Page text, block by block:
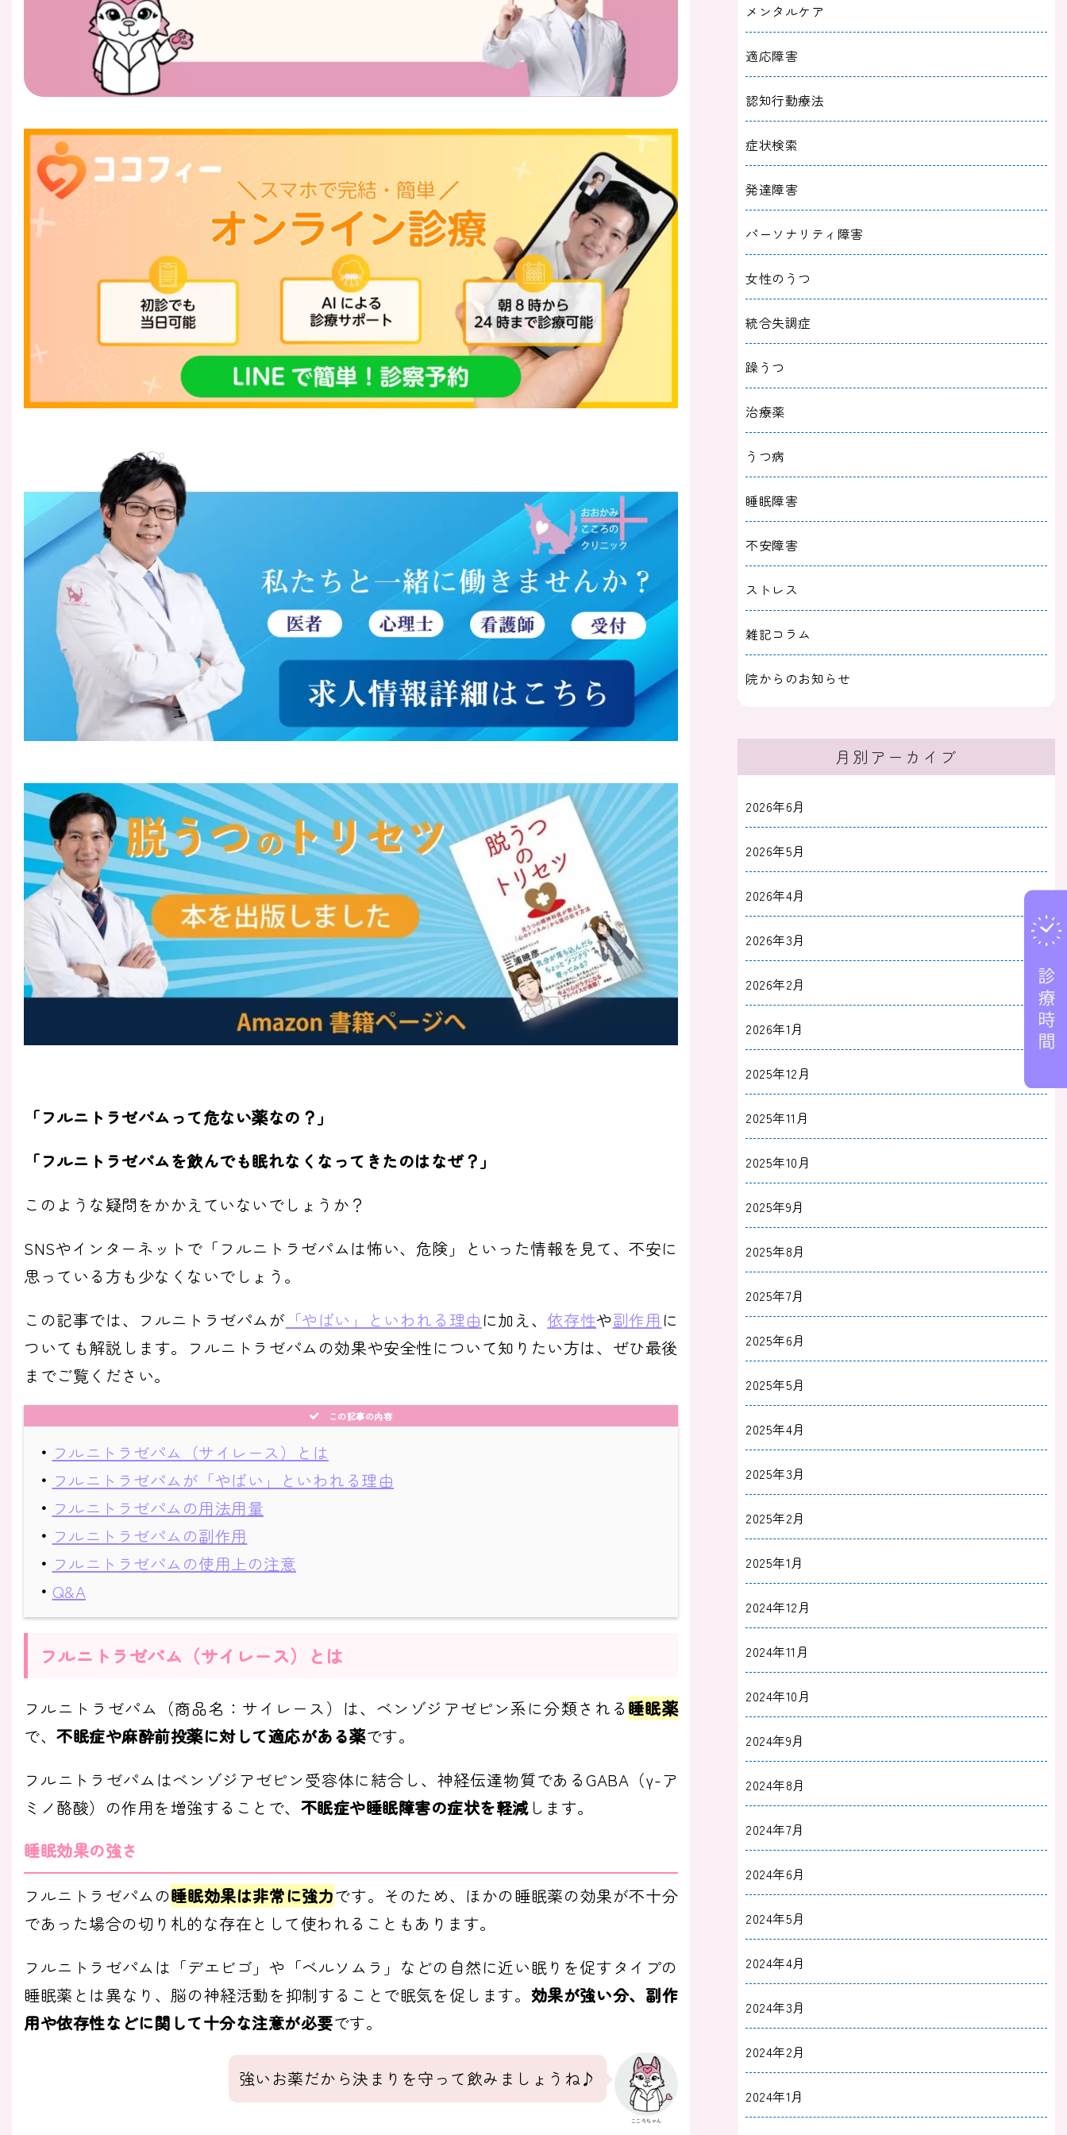
「フルニトラゼパムって危ない薬なの？」
「フルニトラゼパムを飲んでも眠れなくなってきたのはなぜ？」
このような疑問をかかえていないでしょうか？
SNSやインターネットで「フルニトラゼパムは怖い、危険」といった情報を見て、不安に
思っている方も少なくないでしょう。
この記事では、フルニトラゼパムが 「やばい」といわれる理由 に加え、依存性や副作用 に
ついても解説します。フルニトラゼパムの効果や安全性について知りたい方は、ぜひ最後
までご覧ください。
この記事の内容
・ フルニトラゼパム（サイレース）とは
・ フルニトラゼパムが「やばい」といわれる理由
・ フルニトラゼパムの用法用量
・ フルニトラゼパムの副作用
・ フルニトラゼパムの使用上の注意
・ Q&A
フルニトラゼパム（サイレース）とは
フルニトラゼパム（商品名：サイレース）は、ベンゾジアゼピン系に分類される 睡眠薬
で、 不眠症や麻酔前投薬に対して適応がある薬です。
フルニトラゼパムはベンゾジアゼピン受容体に結合し、神経伝達物質であるGABA（γ-ア
ミノ酪酸）の作用を増強することで、 不眠症や睡眠障害の症状を軽減します。
睡眠効果の強さ
フルニトラゼパムの睡眠効果は非常に強力です。そのため、ほかの睡眠薬の効果が不十分
であった場合の切り札的な存在として使われることもあります。
フルニトラゼパムは「デエビゴ」や「ベルソムラ」などの自然に近い眠りを促すタイプの
睡眠薬とは異なり、脳の神経活動を抑制することで眠気を促します。 効果が強い分、副作
用や依存性などに関して十分な注意が必要です。
こころちゃん
強いお薬だから決まりを守って飲みましょうね♪
メンタルケア
適応障害
認知行動療法
症状検索
発達障害
パーソナリティ障害
女性のうつ
統合失調症
躁うつ
治療薬
うつ病
睡眠障害
不安障害
ストレス
雑記コラム
院からのお知らせ
月別アーカイブ
2026年6月
2026年5月
2026年4月
2026年3月
2026年2月
2026年1月
2025年12月
2025年11月
2025年10月
2025年9月
2025年8月
2025年7月
2025年6月
2025年5月
2025年4月
2025年3月
2025年2月
2025年1月
2024年12月
2024年11月
2024年10月
2024年9月
2024年8月
2024年7月
2024年6月
2024年5月
2024年4月
2024年3月
2024年2月
2024年1月